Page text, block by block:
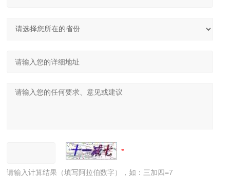
请输入计算结果（填写阿拉伯数字），如：三加四=7